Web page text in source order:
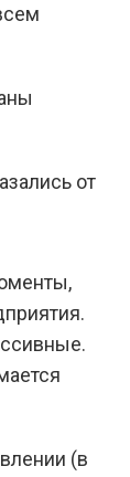
от
(в